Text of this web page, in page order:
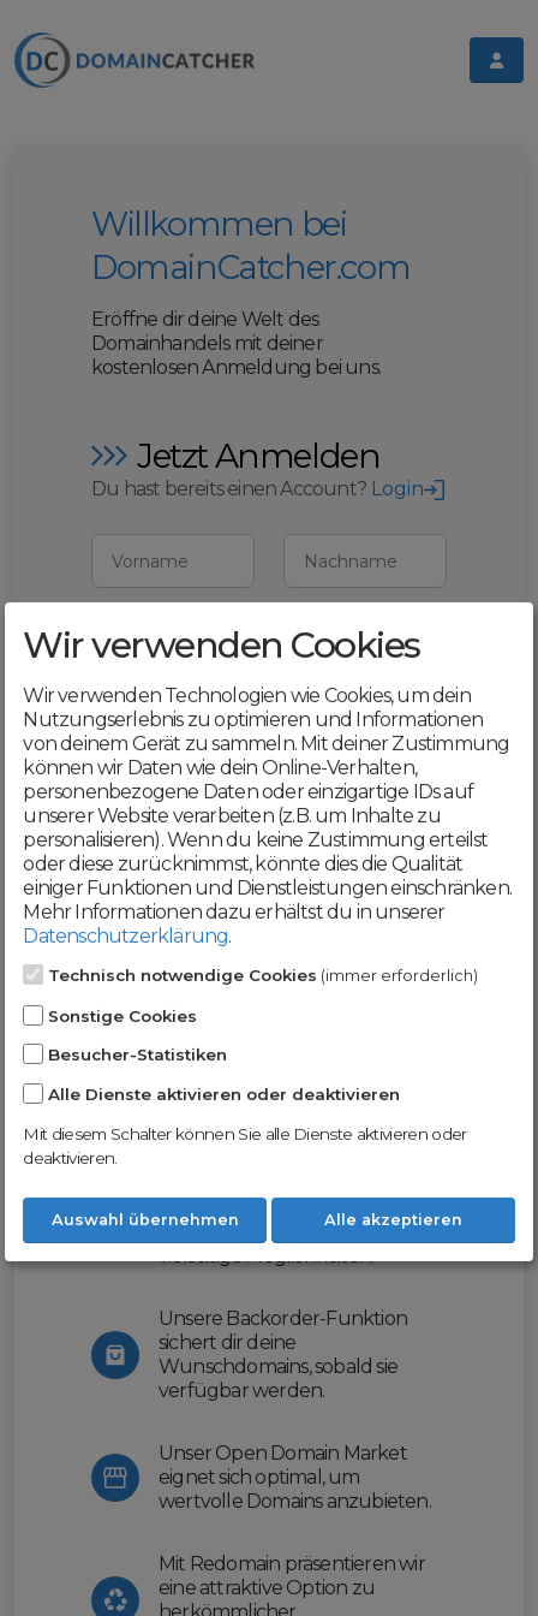
Willkommen bei
DomainCatcher.com
Eröffne dir deine Welt des
Domainhandels mit deiner
kostenlosen Anmeldung bei uns.
Jetzt Anmelden
Du hast bereits einen Account? Login
Vorname Nachname
E-Mail
Mit deiner Registrierung bestätigst du,
dass du dieAGBund
Datenschutzerklärung akzeptierst
Weiter
Werde jetzt Teil der
DomainCatcher-
Community!
Nutze unsere Erfahrung und profitiere
erleichtern wir dir den
Domainhandel und bieten dir
vielseitige Möglichkeiten.
Unsere Backorder-Funktion
sichert dir deine
Wunschdomains, sobald sie
verfügbar werden.
Unser Open Domain Market
eignet sich optimal, um
wertvolle Domains anzubieten.
Mit Redomain präsentieren wir
eine attraktive Option zu
Wir verwenden Cookies
Wir verwenden Technologien wie Cookies, um dein
Nutzungserlebnis zu optimieren und Informationen
von deinem Gerät zu sammeln. Mit deiner Zustimmung
können wir Daten wie dein Online-Verhalten,
personenbezogene Daten oder einzigartige IDs auf
unserer Website verarbeiten (z.B. um Inhalte zu
personalisieren). Wenn du keine Zustimmung erteilst
oder diese zurücknimmst, könnte dies die Qualität
einiger Funktionen und Dienstleistungen einschränken.
Mehr Informationen dazu erhältst du in unserer
Datenschutzerklärung.
Technisch notwendige Cookies (immer erforderlich)
Sonstige Cookies
Besucher-Statistiken
Alle Dienste aktivieren oder deaktivieren
Mit diesem Schalter können Sie alle Dienste aktivieren oder
deaktivieren.
Auswahl übernehmen Alle akzeptieren